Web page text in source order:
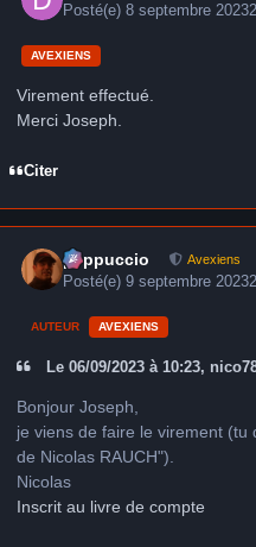
Posté(e)8 septembre 2023
AVEXIENS
Virement effectué.
Merci Joseph.
Citer
peppuccio Avexiens
Posté(e)9 septembre 2023
AUTEUR AVEXIENS
Le 06/09/2023 à 10:23,
Bonjour Joseph,
je viens de faire le virement
de Nicolas RAUCH").
Nicolas
Inscrit au livre de compte